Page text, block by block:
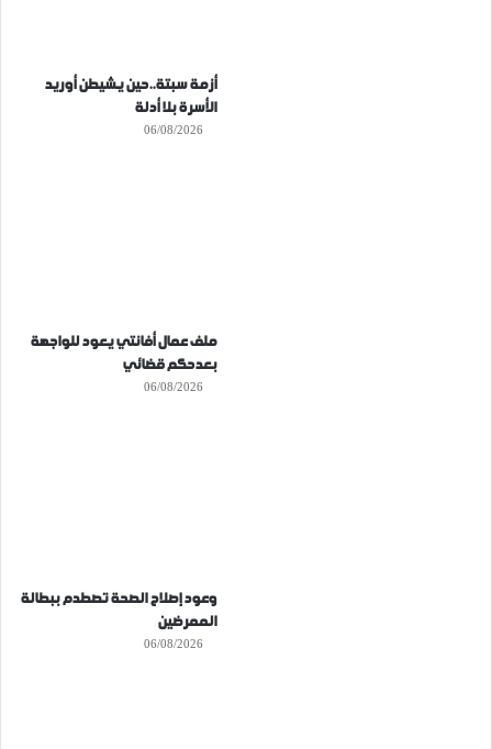
أزمة سبتة..حين يشيطن أوريد
الأسرة بلا أدلة
06/08/2026
ملف عمال أفانتي يعود للواجهة
بعدحكم قضائي
06/08/2026
وعود إصلاح الصحة تصطدم ببطالة
الممرضين
06/08/2026